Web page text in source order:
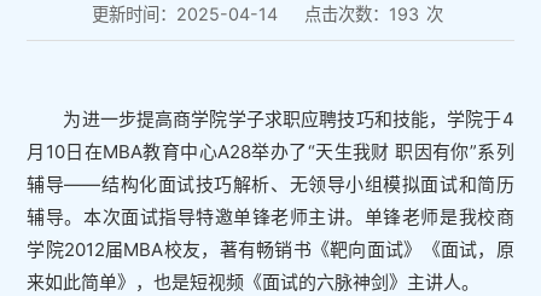
更新时间：2025-04-14 点击次数： 193 次
为进一步提高商学院学子求职应聘技巧和技能，学院于4
月10日在MBA教育中心A28举办了“天生我财 职因有你”系列
辅导——结构化面试技巧解析、无领导小组模拟面试和简历
辅导。本次面试指导特邀单锋老师主讲。单锋老师是我校商
学院2012届MBA校友，著有畅销书《靶向面试》《面试，原
来如此简单》，也是短视频《面试的六脉神剑》主讲人。